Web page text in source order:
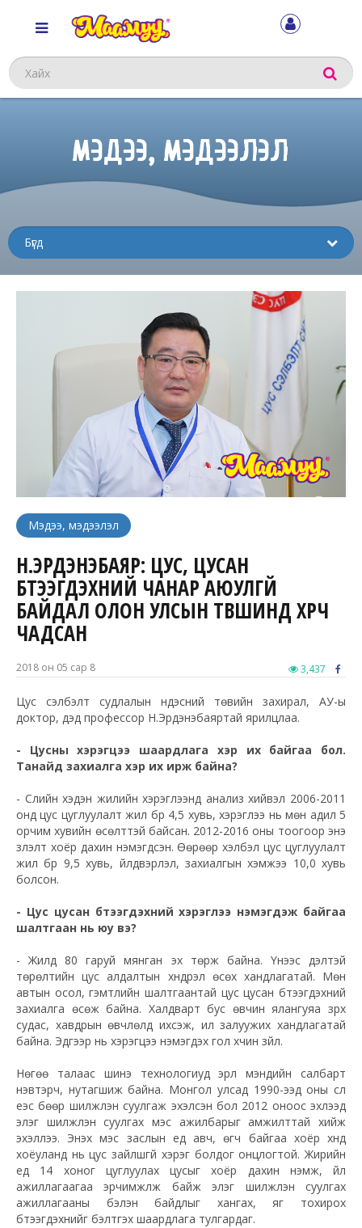
Хайх
МЭДЭЭ, МЭДЭЭЛЭЛ
Мэдээ, мэдээлэл
Н.ЭРДЭНЭБАЯР: ЦУС, ЦУСАН
БҮТЭЭГДЭХҮҮНИЙ ЧАНАР АЮУЛГҮЙ
БАЙДАЛ ОЛОН УЛСЫН ТҮВШИНД ХҮРЧ
ЧАДСАН
2018 он 05 сар 8 3,437
Цус сэлбэлт судлалын үндэсний төвийн захирал, АУ-ы
доктор, дэд профессор Н.Эрдэнэбаяртай ярилцлаа.
- Цусны хэрэгцээ шаардлага хэр их байгаа бол.
Танайд захиалга хэр их ирж байна?
- Сүүлийн хэдэн жилийн хэрэглээнд анализ хийвэл 2006-2011
онд цус цуглуулалт жил бүр 4,5 хувь, хэрэглээ нь мөн адил 5
орчим хувийн өсөлттэй байсан. 2012-2016 оны тоогоор энэ
үзүүлэлт хоёр дахин нэмэгдсэн. Өөрөөр хэлбэл цус цуглуулалт
жил бүр 9,5 хувь, үйлдвэрлэл, захиалгын хэмжээ 10,0 хувь
болсон.
- Цус цусан бүтээгдэхүүний хэрэглээ нэмэгдэж байгаа
шалтгаан нь юу вэ?
- Жилд 80 гаруй мянган эх төрж байна. Үүнээс үүдэлтэй
төрөлтийн цус алдалтын хүндрэл өсөх хандлагатай. Мөн
автын осол, гэмтлийн шалтгаантай цус цусан бүтээгдэхүүний
захиалга өсөж байна. Халдварт бус өвчин ялангуяа зүрх
судас, хавдрын өвчлөлүүд ихсэж, илүү залуужих хандлагатай
байна. Эдгээр нь хэрэгцээ нэмэгдэх гол хүчин зүйл.
Нөгөө талаас шинэ технологиуд эрүүл мэндийн салбарт
нэвтэрч, нутагшиж байна. Монгол улсад 1990-ээд оны сүүл
үеэс бөөр шилжүүлэн суулгаж эхэлсэн бол 2012 оноос эхлээд
элэг шилжүүлэн суулгах мэс ажилбарыг амжилттай хийж
эхэллээ. Энэхүү мэс заслын үед авч, өгч байгаа хоёр хүнд
хоёуланд нь цус зайлшгүй хэрэг болдог онцлогтой. Жирийн
үед 14 хоног цуглуулах цусыг хоёр дахин нэмж, үйл
ажиллагаагаа эрчимжүүлж байж элэг шилжүүлэн суулгах
ажиллагааны бэлэн байдлыг хангах, яг тохирох
бүтээгдэхүүнийг бэлтгэх шаардлага тулгардаг.